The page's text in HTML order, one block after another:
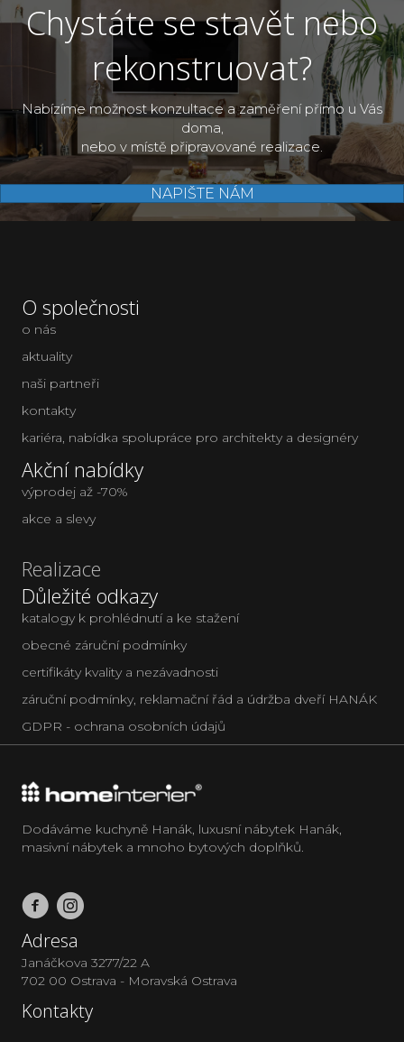
Chystáte se stavět nebo
rekonstruovat?
Nabízíme možnost konzultace a zaměření přímo u Vás
doma,
nebo v místě připravované realizace.
NAPIŠTE NÁM
O společnosti
o nás
aktuality
naši partneři
kontakty
kariéra, nabídka spolupráce pro architekty a designéry
Akční nabídky
výprodej až -70%
akce a slevy
Realizace
Důležité odkazy
katalogy k prohlédnutí a ke stažení
obecné záruční podmínky
certifikáty kvality a nezávadnosti
záruční podmínky, reklamační řád a údržba dveří HANÁK
GDPR - ochrana osobních údajů
Dodáváme kuchyně Hanák, luxusní nábytek Hanák,
masivní nábytek a mnoho bytových doplňků.
Adresa
Janáčkova 3277/22 A
702 00 Ostrava - Moravská Ostrava
Kontakty